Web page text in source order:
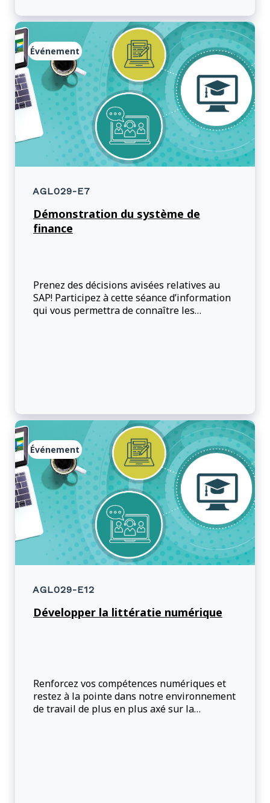
et des moyens de cerner les conflits
d’intérêts.
Événement
AGL029-E7
Démonstration du système de
finance
Prenez des décisions avisées relatives au
SAP! Participez à cette séance d’information
qui vous permettra de connaître les
Événement
AGL029-E12
Développer la littératie numérique
Renforcez vos compétences numériques et
restez à la pointe dans notre environnement
de travail de plus en plus axé sur la